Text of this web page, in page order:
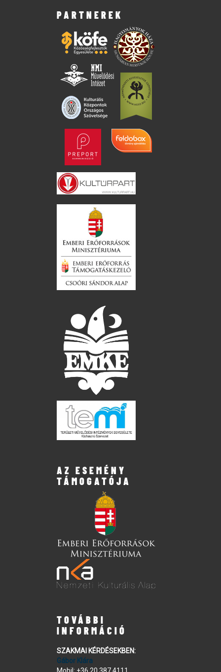
PARTNEREK
AZ ESEMÉNY
TÁMOGATÓJA
TOVÁBBI
INFORMÁCIÓ
SZAKMAI KÉRDÉSEKBEN:
Gábor Klára